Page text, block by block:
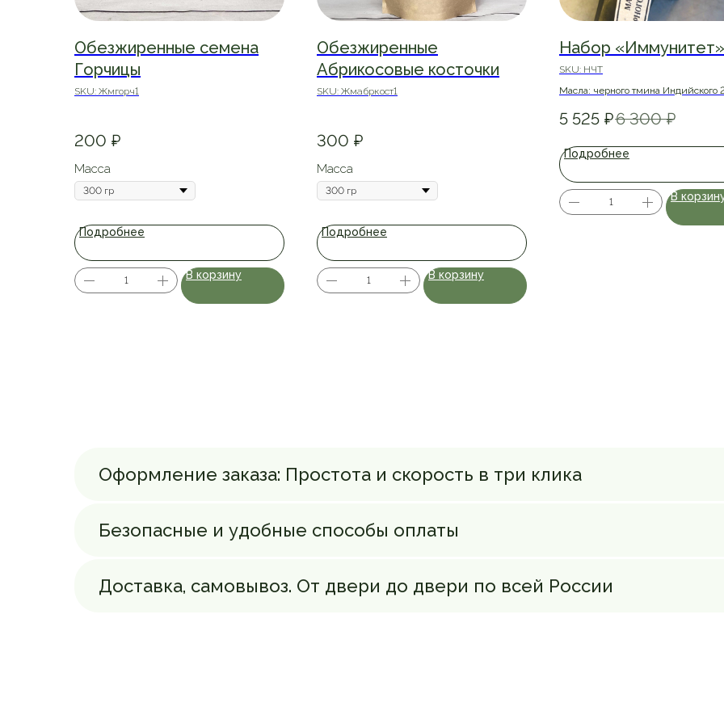
Обезжиренные семена
Горчицы
SKU: Жмгорч1
200 ₽
Масса
Подробнее
В корзину
Обезжиренные
Абрикосовые косточки
SKU: Жмабркост1
300 ₽
Масса
Подробнее
В корзину
Набор «Иммунитет»
SKU: НЧТ
Масла: черного тмина Индийского
масла черного тмина
5 525 ₽6 300 ₽
Подробнее
В
Оформление заказа: Простота и скорость в три клика
Безопасные и удобные способы оплаты
Доставка, самовывоз. От двери до двери по всей России